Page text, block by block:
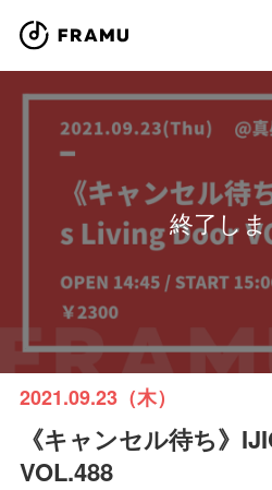
終了し
2021.09.23（木）
《キャンセル待ち》
VOL.488